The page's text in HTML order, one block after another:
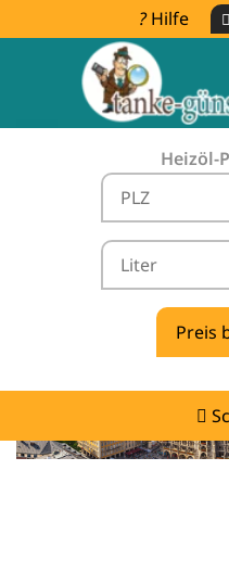
Hilfe
Heizöl-
Heizölpreise
vergleichen &